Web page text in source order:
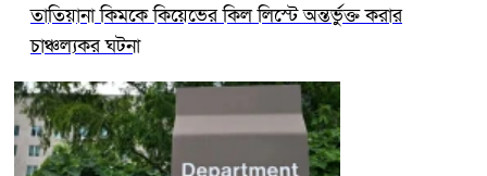
তাতিয়ানা কিমকে কিয়েভের কিল লিস্টে অন্তর্ভুক্ত করার
চাঞ্চল্যকর ঘটনা